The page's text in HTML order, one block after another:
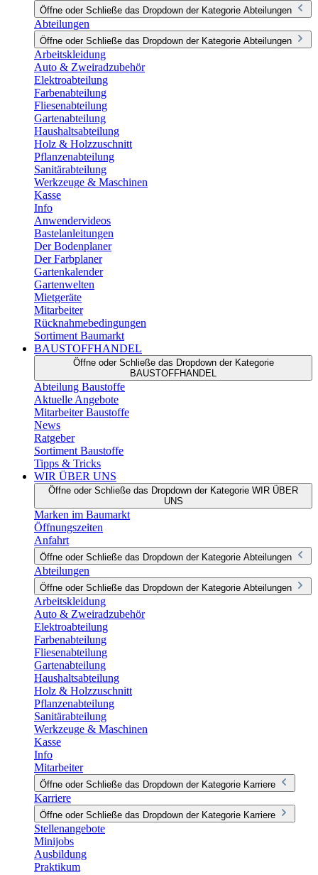
Öffne oder Schließe das Dropdown der Kategorie Abteilungen
Abteilungen
Öffne oder Schließe das Dropdown der Kategorie Abteilungen
Arbeitskleidung
Auto & Zweiradzubehör
Elektroabteilung
Farbenabteilung
Fliesenabteilung
Gartenabteilung
Haushaltsabteilung
Holz & Holzzuschnitt
Pflanzenabteilung
Sanitärabteilung
Werkzeuge & Maschinen
Kasse
Info
Anwendervideos
Bastelanleitungen
Der Bodenplaner
Der Farbplaner
Gartenkalender
Gartenwelten
Mietgeräte
Mitarbeiter
Rücknahmebedingungen
Sortiment Baumarkt
BAUSTOFFHANDEL
Öffne oder Schließe das Dropdown der Kategorie
BAUSTOFFHANDEL
Abteilung Baustoffe
Aktuelle Angebote
Mitarbeiter Baustoffe
News
Ratgeber
Sortiment Baustoffe
Tipps & Tricks
WIR ÜBER UNS
Öffne oder Schließe das Dropdown der Kategorie WIR ÜBER
UNS
Marken im Baumarkt
Öffnungszeiten
Anfahrt
Öffne oder Schließe das Dropdown der Kategorie Abteilungen
Abteilungen
Öffne oder Schließe das Dropdown der Kategorie Abteilungen
Arbeitskleidung
Auto & Zweiradzubehör
Elektroabteilung
Farbenabteilung
Fliesenabteilung
Gartenabteilung
Haushaltsabteilung
Holz & Holzzuschnitt
Pflanzenabteilung
Sanitärabteilung
Werkzeuge & Maschinen
Kasse
Info
Mitarbeiter
Öffne oder Schließe das Dropdown der Kategorie Karriere
Karriere
Öffne oder Schließe das Dropdown der Kategorie Karriere
Stellenangebote
Minijobs
Ausbildung
Praktikum